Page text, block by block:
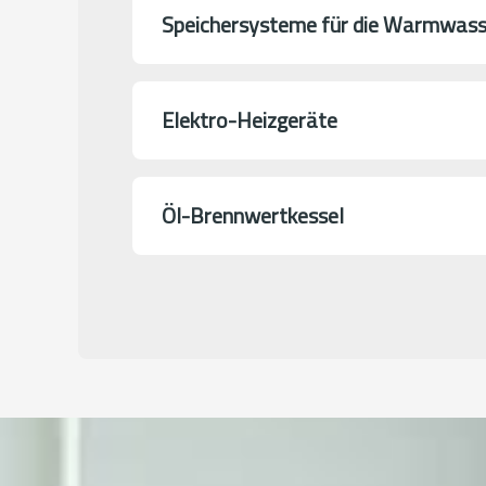
Speichersysteme für die
Elektro-Heizgeräte
Öl-Brennwertkessel